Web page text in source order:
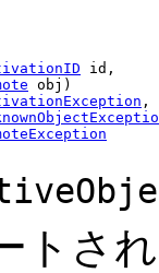
id,
obj)
,
トさ